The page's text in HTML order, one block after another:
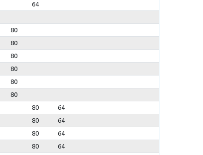
64
80
80
80
80
80
80
80
64
80
64
80
64
80
64